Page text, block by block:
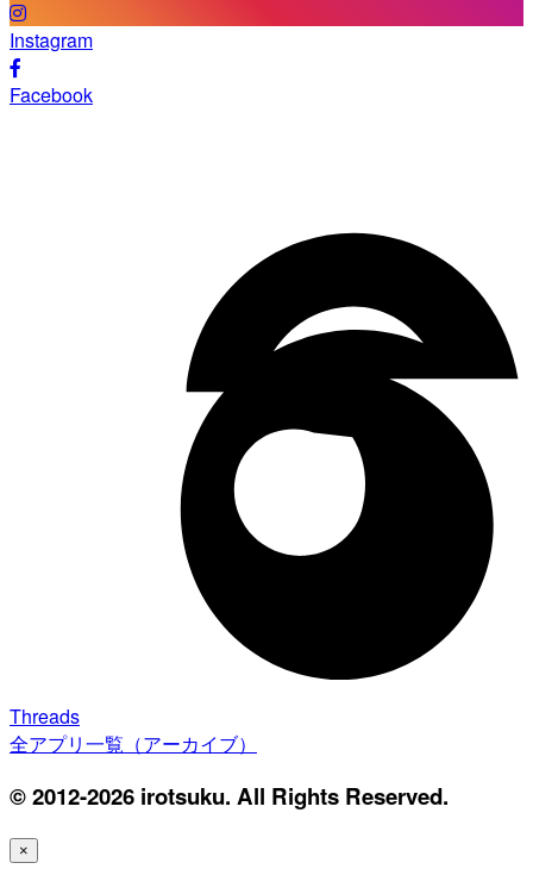
Instagram
Facebook
Threads
全アプリ一覧（アーカイブ）
© 2012-2026 irotsuku. All Rights Reserved.
×